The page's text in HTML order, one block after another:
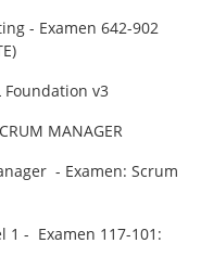
- Examen 642-902
Foundation v3
MANAGER
- Examen: Scrum
1 - Examen 117-101: